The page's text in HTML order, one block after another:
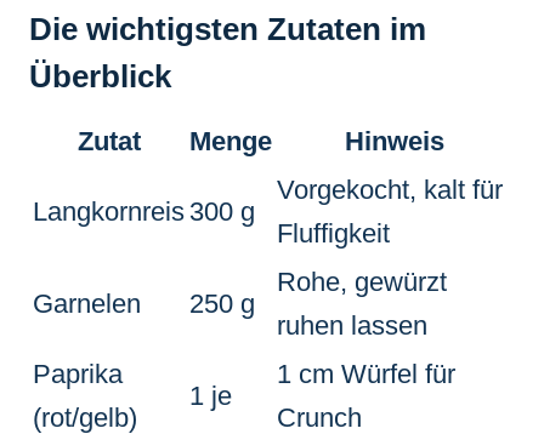
Die wichtigsten Zutaten im
Überblick
Zutat Menge Hinweis
Langkornreis 300 g
Vorgekocht, kalt für
Fluffigkeit
Garnelen 250 g
Rohe, gewürzt
ruhen lassen
Paprika
(rot/gelb)
1 je
1 cm Würfel für
Crunch